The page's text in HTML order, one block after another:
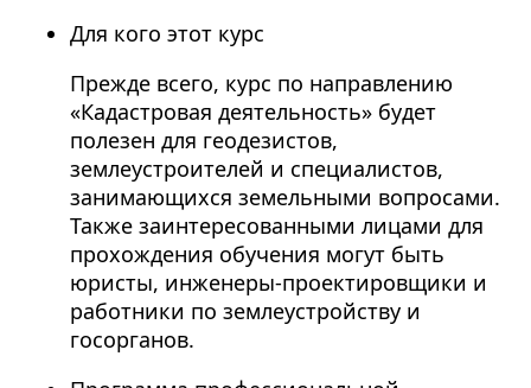
Для кого этот курс
Прежде всего, курс по направлению
«Кадастровая деятельность» будет
полезен для геодезистов,
землеустроителей и специалистов,
занимающихся земельными вопросами.
Также заинтересованными лицами для
прохождения обучения могут быть
юристы, инженеры-проектировщики и
работники по землеустройству и
госорганов.